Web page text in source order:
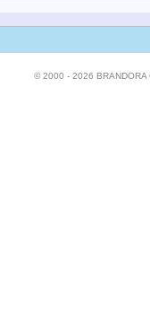
© 2000 - 2026 BRANDORA